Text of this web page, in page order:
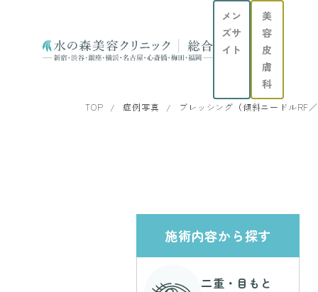
メン
ズサ
イト
美
容
皮
膚
科
TOP 症例写真 ブレッシング（傾斜ニードルRF
施術内容から探す
二重・目もと